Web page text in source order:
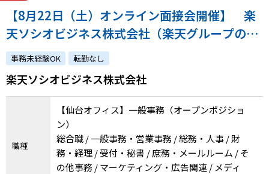
【8月22日（土）オンライン面接会開催】 楽
天ソシオビジネス株式会社（楽天グループの特
例子会社◎障害の有無にかかわらずチャレンジ
できます）
事務未経験OK 転勤なし
楽天ソシオビジネス株式会社
職種
【仙台オフィス】一般事務（オープンポジショ
ン）
総合職 / 一般事務・営業事務 / 総務・人事 / 財
務・経理 / 受付・秘書 / 庶務・メールルーム / そ
の他事務 / マーケティング・広告関連 / メディ